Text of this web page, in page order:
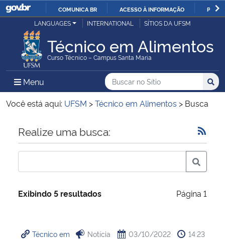
IR
O
COMUNICA BR ACESSO À INFORMAÇÃO
Ministério da Justiça e Segurança Pública
Ministério da Defesa
Ministério das Relações Exteriores
Ministério da Economia
Ministério da Infraestrutura
Ministério da Cidadania
LANGUAGES INTERNATIONAL SÍTIOS DA UFSM
Técnico em Alimentos
Curso Técnico – Campus Santa Maria
Menu Menu Principal do Sítio
Busca
Buscar no no Sítio
Busca:
Você está aqui: UFSM >Técnico em Alimentos > Busca
Início do conteúdo
Realize uma busca:
Exibindo 5 resultados Página 1
Técnico em Notícia 03/10/2022 14:23